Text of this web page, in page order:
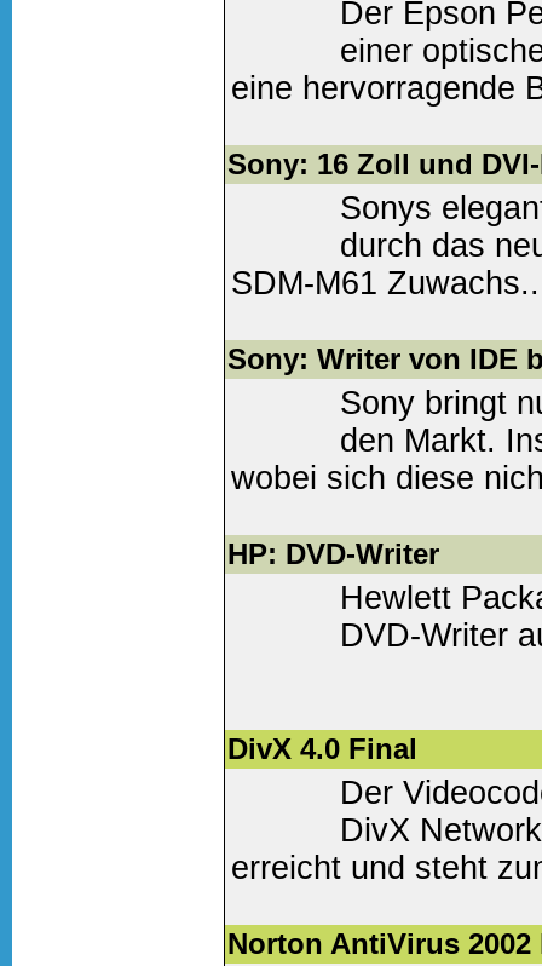
Der Epson
einer
eine hervorragende
Weiter lesen (0
Sony: 16 Zoll und
Sonys
durch das
SDM-M61
Weiter lesen(0
Sony: Writer von IDE
Sony bringt
den Markt.
wobei sich diese
Schnittstelle
Weiter lesen(0
HP: DVD-Writer
Hewlett
DVD-Writer
DivX 4.0 Final
Der
DivX
erreicht und steht
Weiter lesen(0
Norton AntiVirus 2002